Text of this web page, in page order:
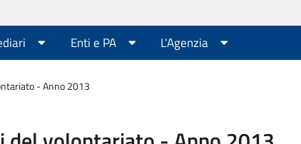
Enti e PA L'Agenzia
- Anno 2013